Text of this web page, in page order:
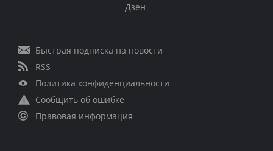
Дзен
Быстрая подписка на новости
RSS
Политика конфиденциальности
Сообщить об ошибке
Правовая информация